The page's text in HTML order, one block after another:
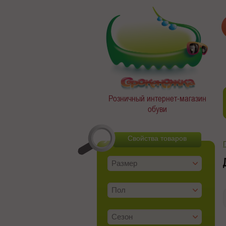
Розничный интернет-магазин
обуви
Размер
Пол
Сезон
Свойства товаров